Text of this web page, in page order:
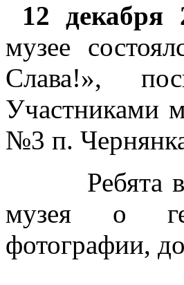
12 декабря
музее
Слава!»,
Участниками
№3 п.
Ребята
музея о
фотографии,